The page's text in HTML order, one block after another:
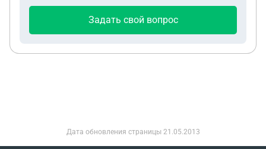
Задать свой вопрос
Дата обновления страницы 21.05.2013